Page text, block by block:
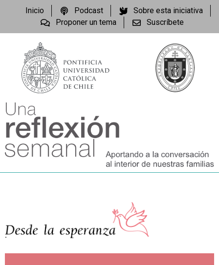
Inicio Podcast
Sobre esta iniciativa
Proponer un tema
Suscríbete
.